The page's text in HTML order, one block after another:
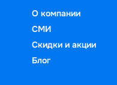
О компании
СМИ
Скидки и акции
Блог